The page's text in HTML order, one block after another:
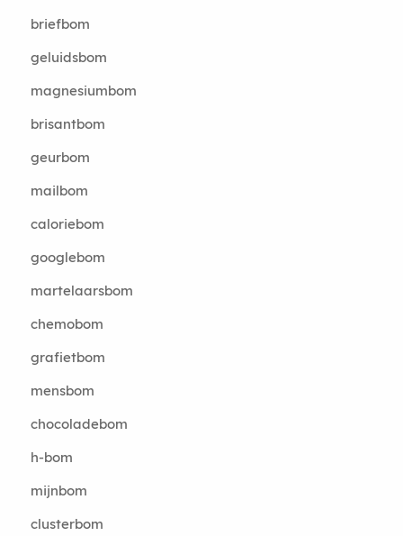
briefbom
geluidsbom
magnesiumbom
brisantbom
geurbom
mailbom
caloriebom
googlebom
martelaarsbom
chemobom
grafietbom
mensbom
chocoladebom
h-bom
mijnbom
clusterbom